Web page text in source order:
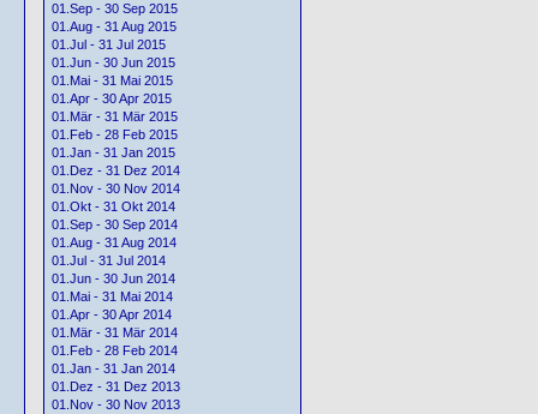
01.Sep - 30 Sep 2015
01.Aug - 31 Aug 2015
01.Jul - 31 Jul 2015
01.Jun - 30 Jun 2015
01.Mai - 31 Mai 2015
01.Apr - 30 Apr 2015
01.Mär - 31 Mär 2015
01.Feb - 28 Feb 2015
01.Jan - 31 Jan 2015
01.Dez - 31 Dez 2014
01.Nov - 30 Nov 2014
01.Okt - 31 Okt 2014
01.Sep - 30 Sep 2014
01.Aug - 31 Aug 2014
01.Jul - 31 Jul 2014
01.Jun - 30 Jun 2014
01.Mai - 31 Mai 2014
01.Apr - 30 Apr 2014
01.Mär - 31 Mär 2014
01.Feb - 28 Feb 2014
01.Jan - 31 Jan 2014
01.Dez - 31 Dez 2013
01.Nov - 30 Nov 2013